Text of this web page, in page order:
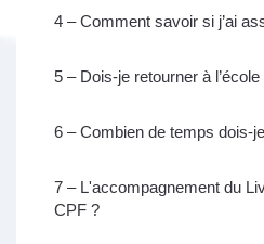
4 – Comment savoir si j’ai
5 – Dois-je retourner à
6 – Combien de temps dois-
7 – L'accompagnement du
CPF ?